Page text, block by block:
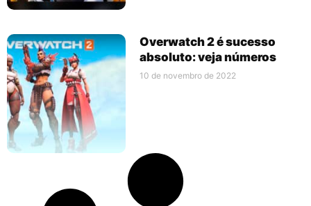
Overwatch 2 é sucesso
absoluto: veja números
10 de novembro de 2022